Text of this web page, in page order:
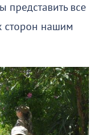
представить все
сторон нашим